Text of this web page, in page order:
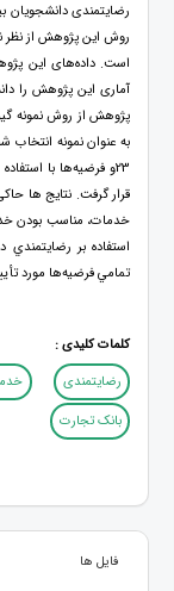
رضایتمندی دانشجویان
روش این پژوهش از نظر
است. داده‌های این
آماری این پژوهش را
23و فرضیه‌ها با
قرار گرفت. نتایج ها
خدمات، مناسب بودن
استفاده بر رضایتمندي
تمامي فرضیه‌ها مورد
کلمات کلیدی :
رضایتمندی
بانک تجارت
فایل ها